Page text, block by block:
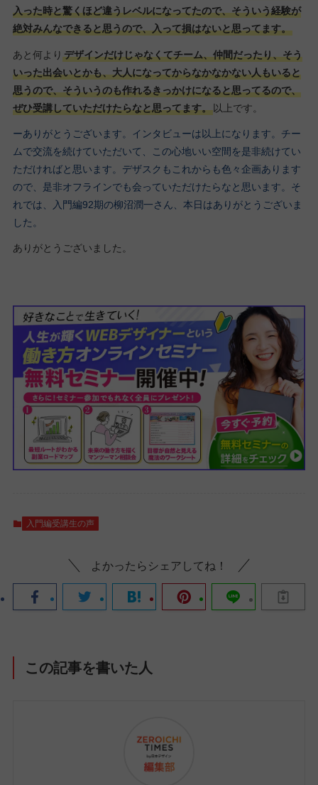
入った時と驚くほど違うレベルになってたので、そういう経験が
絶対みんなできると思うので、入って損はないと思ってます。
あと何より デザインだけじゃなくてチーム、仲間だったり、そう
いった出会いとかも、大人になってからなかなかない人もいると
思うので、そういうのも作れるきっかけになると思ってるので、
ぜひ受講していただけたらなと思ってます。以上です。
ーありがとうございます。インタビューは以上になります。チー
ムで交流を続けていただいて、この心地いい空間を是非続けてい
ただければと思います。デザスクもこれからも色々企画あります
ので、是非オフラインでも会っていただけたらなと思います。そ
れでは、入門編92期の柳沼潤一さん、本日はありがとうございま
した。
ありがとうございました。
入門編受講生の声
よかったらシェアしてね！
この記事を書いた人